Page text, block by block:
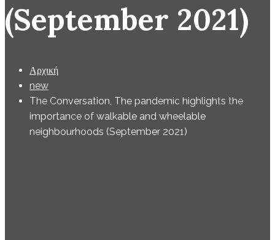
(September 2021)
Αρχική
new
The Conversation, The pandemic highlights the
importance of walkable and wheelable
neighbourhoods (September 2021)